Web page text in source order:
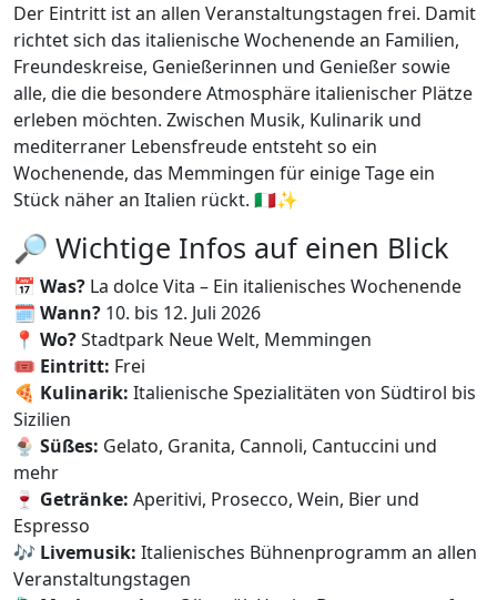
Der Eintritt ist an allen Veranstaltungstagen frei. Damit
richtet sich das italienische Wochenende an Familien,
Freundeskreise, Genießerinnen und Genießer sowie
alle, die die besondere Atmosphäre italienischer Plätze
erleben möchten. Zwischen Musik, Kulinarik und
mediterraner Lebensfreude entsteht so ein
Wochenende, das Memmingen für einige Tage ein
Stück näher an Italien rückt. 🇮🇹✨
🔎 Wichtige Infos auf einen Blick
📅 Was? La dolce Vita – Ein italienisches Wochenende
🗓️ Wann? 10. bis 12. Juli 2026
📍 Wo?Stadtpark Neue Welt, Memmingen
🎟️ Eintritt: Frei
🍕 Kulinarik: Italienische Spezialitäten von Südtirol bis
Sizilien
🍨 Süßes: Gelato, Granita, Cannoli, Cantuccini und
mehr
🍷 Getränke: Aperitivi, Prosecco, Wein, Bier und
Espresso
🎶 Livemusik: Italienisches Bühnenprogramm an allen
Veranstaltungstagen